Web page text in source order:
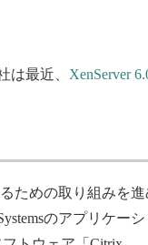
は最近、 XenServer
ための取り組みを進
のアプリケー